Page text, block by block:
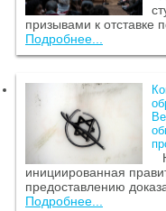
призывами к отставке
Подробнее...
инициированная
предоставлению
Подробнее...